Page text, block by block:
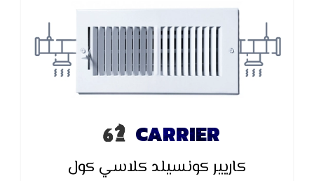
CARRIER
كاريير كونسيلد كلاسي كول